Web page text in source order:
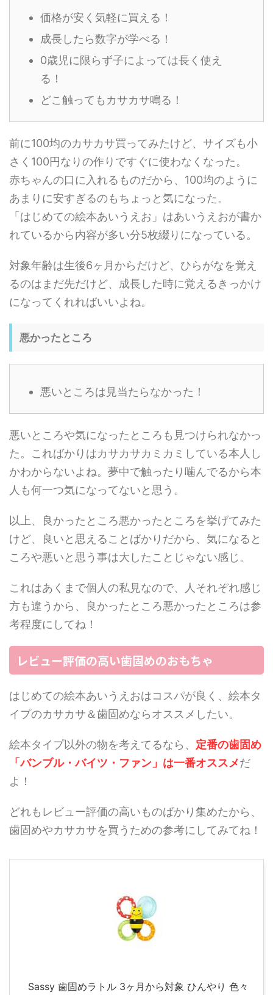
価格が安く気軽に買える！
成長したら数字が学べる！
0歳児に限らず子によっては長く使え
る！
どこ触ってもカサカサ鳴る！
前に100均のカサカサ買ってみたけど、サイズも小
さく100円なりの作りですぐに使わなくなった。
赤ちゃんの口に入れるものだから、100均のように
あまりに安すぎるのもちょっと気になった。
「はじめての絵本あいうえお」はあいうえおが書か
れているから内容が多い分5枚綴りになっている。
対象年齢は生後6ヶ月からだけど、ひらがなを覚え
るのはまだ先だけど、成長した時に覚えるきっかけ
になってくれればいいよね。
悪かったところ
悪いところは見当たらなかった！
悪いところや気になったところも見つけられなかっ
た。こればかりはカサカサカミカミしている本人し
かわからないよね。夢中で触ったり噛んでるから本
人も何一つ気になってないと思う。
以上、良かったところ悪かったところを挙げてみた
けど、良いと思えることばかりだから、気になると
ころや悪いと思う事は大したことじゃない感じ。
これはあくまで個人の私見なので、人それぞれ感じ
方も違うから、良かったところ悪かったところは参
考程度にしてね！
レビュー評価の高い歯固めのおもちゃ
はじめての絵本あいうえおはコスパが良く、絵本タ
イプのカサカサ＆歯固めならオススメしたい。
絵本タイプ以外の物を考えてるなら、 定番の歯固め
「バンブル・バイツ・ファン」は一番オススメだ
よ！
どれもレビュー評価の高いものばかり集めたから、
歯固めやカサカサを買うための参考にしてみてね！
Sassy 歯固めラトル 3ヶ月から対象 ひんやり 色々